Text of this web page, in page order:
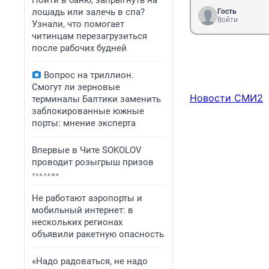
лошадь или залечь в спа?
Узнали, что помогает
читинцам перезагрузиться
после рабочих будней
Вопрос на триллион.
Смогут ли зерновые
терминалы Балтики заменить
заблокированные южные
порты: мнение эксперта
Впервые в Чите SOKOLOV
проводит розыгрыш призов
Не работают аэропорты и
мобильный интернет: в
нескольких регионах
объявили ракетную опасность
«Надо радоваться, не надо
Гость
Войти
Новости СМИ2